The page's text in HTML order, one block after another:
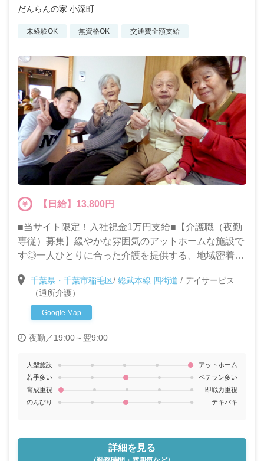
だんらんの家 小深町
未経験OK 無資格OK 交通費全額支給
【日給】13,800円
■当サイト限定！入社祝金1万円支給■【介護職（夜勤
専従）募集】緩やかな雰囲気のアットホームな施設で
す◎一人ひとりに合った介護を提供する、地域密着型
る方も大募集!!
千葉県・千葉市稲毛区/ 総武本線 四街道 / デイサービス
（通所介護）
Google Map
夜勤／19:00～翌9:00
大型施設
アットホーム
若手多い
ベテラン多い
育成重視
即戦力重視
のんびり
テキパキ
詳細を見る